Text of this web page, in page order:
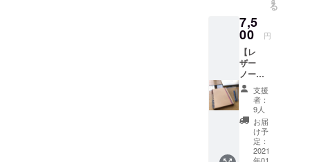
きの
方々に
親しま
れてい
ます。
鉛筆、
ボール
ペン、
万年筆
とも相
性◎で
す。 ※
ボール
ペン
況によ
り変更
します
ことを
ご了承
くださ
い。 程
よい滑
らかさ
の「OK
フール
ス紙」
や竹
入れて
持ち運
びをす
るのに
ちょう
ど良い
大きさ
です。
コンパ
クトさ
と記入
できる
容量の
す。 革
は、使
い込む
ほどに
味わい
とツヤ
が増し
ていき
ます。
カバン
に入れ
て持ち
運びを
いた方
のお名
前（イ
ニシャ
ル）を
記入さ
せて頂
きま
す。
①Refi
mo Gift
setに
は、
hite
DENIM
セッ
ト）と
お礼の
メッ
セージ
②こど
も達へ
ノート
を１冊
お贈り
しま
る
7,5
00 円
【レ
ザー
ノート
（A5サ
イズ）
とお礼
のメッ
セージ
＋こど
も達へ
支援
者：
9人
お届
け予
定：
2021